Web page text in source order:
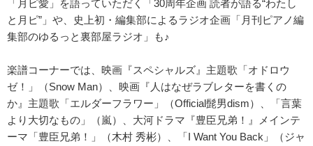
「月ピ愛」を語っていただく「30周年企画 読者が語る“わたし
と月ピ”」や、史上初・編集部によるラジオ企画「月刊ピアノ編
集部のゆるっと裏部屋ラジオ」も♪
楽譜コーナーでは、映画『スペシャルズ』主題歌「オドロウ
ゼ！」（Snow Man）、映画『人はなぜラブレターを書くの
か』主題歌「エルダーフラワー」（Official髭男dism）、「言葉
より大切なもの」（嵐）、大河ドラマ『豊臣兄弟！』メインテ
ーマ「豊臣兄弟！」（木村 秀彬）、「I Want You Back」（ジャ